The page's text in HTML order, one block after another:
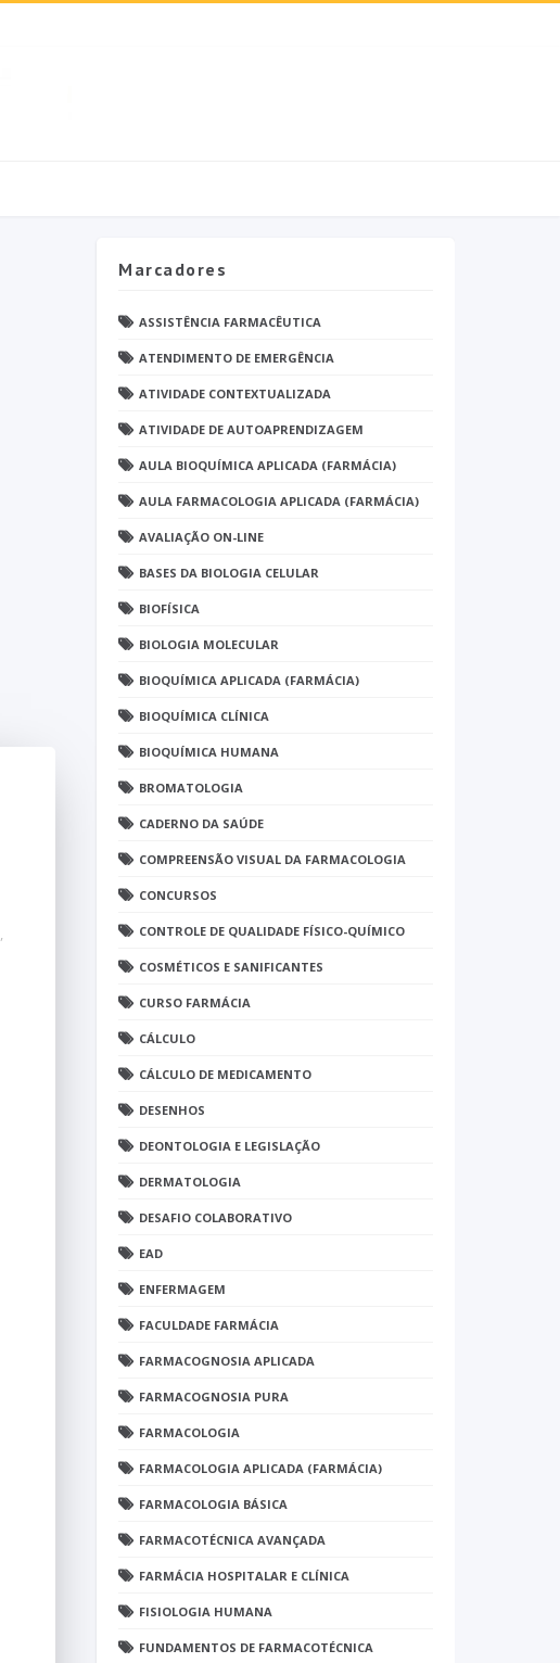
,
Marcadores
ASSISTÊNCIA FARMACÊUTICA
ATENDIMENTO DE EMERGÊNCIA
ATIVIDADE CONTEXTUALIZADA
ATIVIDADE DE AUTOAPRENDIZAGEM
AULA BIOQUÍMICA APLICADA (FARMÁCIA)
AULA FARMACOLOGIA APLICADA (FARMÁCIA)
AVALIAÇÃO ON-LINE
BASES DA BIOLOGIA CELULAR
BIOFÍSICA
BIOLOGIA MOLECULAR
BIOQUÍMICA APLICADA (FARMÁCIA)
BIOQUÍMICA CLÍNICA
BIOQUÍMICA HUMANA
BROMATOLOGIA
CADERNO DA SAÚDE
COMPREENSÃO VISUAL DA FARMACOLOGIA
CONCURSOS
CONTROLE DE QUALIDADE FÍSICO-QUÍMICO
COSMÉTICOS E SANIFICANTES
CURSO FARMÁCIA
CÁLCULO
CÁLCULO DE MEDICAMENTO
DESENHOS
DEONTOLOGIA E LEGISLAÇÃO
DERMATOLOGIA
DESAFIO COLABORATIVO
EAD
ENFERMAGEM
FACULDADE FARMÁCIA
FARMACOGNOSIA APLICADA
FARMACOGNOSIA PURA
FARMACOLOGIA
FARMACOLOGIA APLICADA (FARMÁCIA)
FARMACOLOGIA BÁSICA
FARMACOTÉCNICA AVANÇADA
FARMÁCIA HOSPITALAR E CLÍNICA
FISIOLOGIA HUMANA
FUNDAMENTOS DE FARMACOTÉCNICA